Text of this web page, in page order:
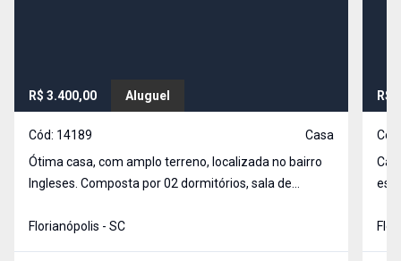
R$ 3.400,00 Aluguel
Cód: 14189
Casa
Ótima casa, com amplo terreno, localizada no bairro
Ingleses. Composta por 02 dormitórios, sala de
serviço, a casa também conta com um apartamento
Florianópolis - SC
R$
privacidade.